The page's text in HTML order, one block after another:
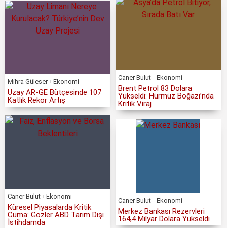
Mihra Güleser Ekonomi
Uzay AR-GE Bütçesinde 107
Katlık Rekor Artış
Caner Bulut Ekonomi
Brent Petrol 83 Dolara
Yükseldi: Hürmüz Boğazı’nda
Kritik Viraj
Caner Bulut Ekonomi
Küresel Piyasalarda Kritik
Cuma: Gözler ABD Tarım Dışı
İstihdamda
Caner Bulut Ekonomi
Merkez Bankası Rezervleri
164,4 Milyar Dolara Yükseldi